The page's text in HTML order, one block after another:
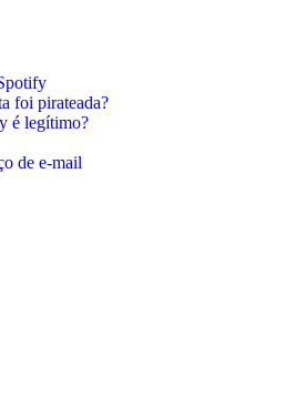
foi pirateada?
é legítimo?
de e-mail